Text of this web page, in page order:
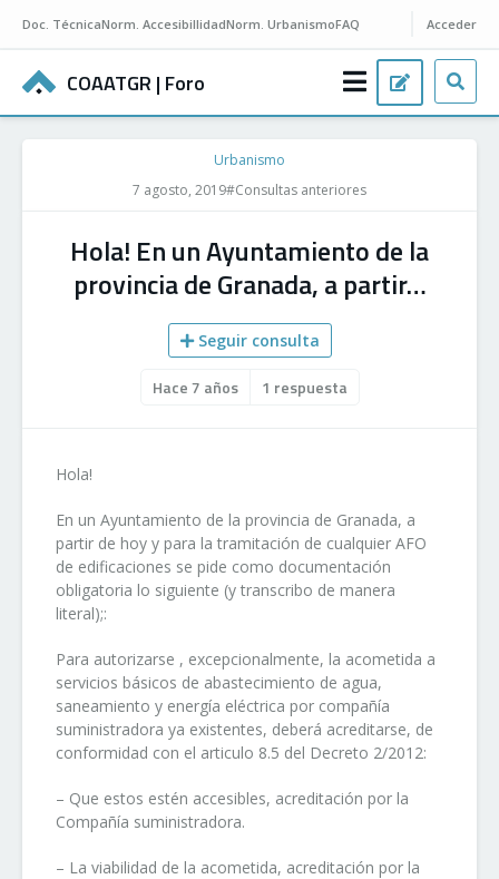
Doc. TécnicaNorm. AccesibillidadNorm. UrbanismoFAQ Acceder
COAATGR | Foro
Urbanismo
7 agosto, 2019#Consultas anteriores
Hola! En un Ayuntamiento de la
provincia de Granada, a partir…
Seguir consulta
Hace 7 años 1 respuesta
Hola!
En un Ayuntamiento de la provincia de Granada, a
partir de hoy y para la tramitación de cualquier AFO
de edificaciones se pide como documentación
obligatoria lo siguiente (y transcribo de manera
literal);:
Para autorizarse , excepcionalmente, la acometida a
servicios básicos de abastecimiento de agua,
saneamiento y energía eléctrica por compañía
suministradora ya existentes, deberá acreditarse, de
conformidad con el articulo 8.5 del Decreto 2/2012:
– Que estos estén accesibles, acreditación por la
Compañía suministradora.
– La viabilidad de la acometida, acreditación por la